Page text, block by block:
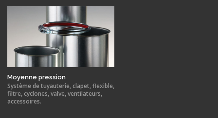
Moyenne pression
Système de tuyauterie, clapet, flexible,
filtre, cyclones, valve, ventilateurs,
accessoires.